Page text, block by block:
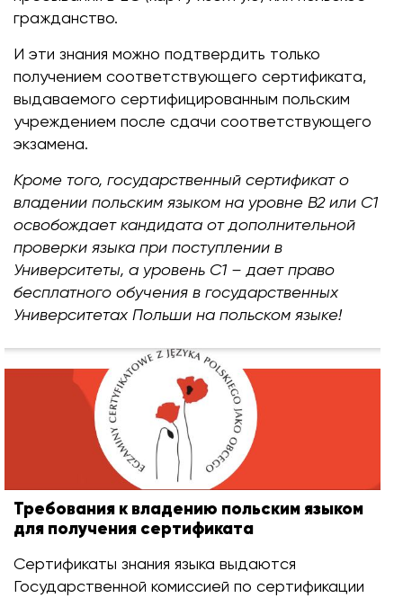
гражданство.
И эти знания можно подтвердить только
получением соответствующего сертификата,
выдаваемого сертифицированным польским
учреждением после сдачи соответствующего
экзамена.
Кроме того, государственный сертификат о
владении польским языком на уровне В2 или С1
освобождает кандидата от дополнительной
проверки языка при поступлении в
Университеты, а уровень С1 – дает право
бесплатного обучения в государственных
Университетах Польши на польском языке!
Требования к владению польским языком
для получения сертификата
Сертификаты знания языка выдаются
Государственной комиссией по сертификации